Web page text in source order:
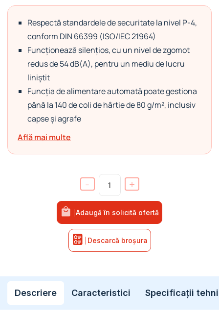
Respectă standardele de securitate la nivel P-4,
conform DIN 66399 (ISO/IEC 21964)
Funcționează silențios, cu un nivel de zgomot
redus de 54 dB(A), pentru un mediu de lucru
liniștit
Funcția de alimentare automată poate gestiona
până la 140 de coli de hârtie de 80 g/m², inclusiv
capse și agrafe
Află mai multe
-
Cantitate intimus AutoShred 140 CP4
+
Adaugă în solicită ofertă
Descarcă broșura
Descriere Caracteristici Specificații